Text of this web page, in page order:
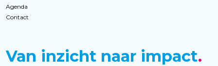
Agenda
Contact
Van inzicht naar impact